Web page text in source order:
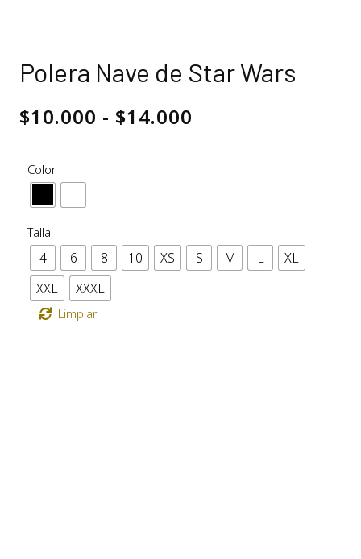
Polera Nave de Star Wars
$10.000 - $14.000
Color
Talla
4 6 8 10 XS S M L
XL
XXL
XXXL
Limpiar